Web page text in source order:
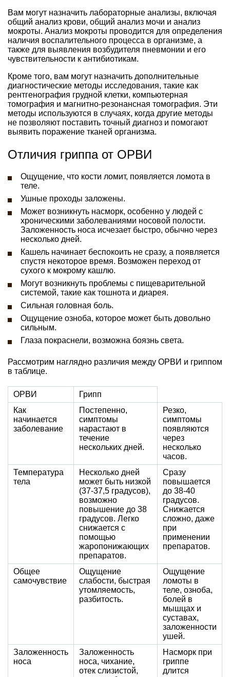
Вам могут назначить лабораторные анализы, включая
общий анализ крови, общий анализ мочи и анализ
мокроты. Анализ мокроты проводится для определения
наличия воспалительного процесса в организме, а
также для выявления возбудителя пневмонии и его
чувствительности к антибиотикам.
Кроме того, вам могут назначить дополнительные
диагностические методы исследования, такие как
рентгенография грудной клетки, компьютерная
томография и магнитно-резонансная томография. Эти
методы используются в случаях, когда другие методы
не позволяют поставить точный диагноз и помогают
выявить поражение тканей организма.
Отличия гриппа от ОРВИ
Ощущение, что кости ломит, появляется ломота в
теле.
Ушные проходы заложены.
Может возникнуть насморк, особенно у людей с
хроническими заболеваниями носовой полости.
Заложенность носа исчезает быстро, обычно через
несколько дней.
Кашель начинает беспокоить не сразу, а появляется
спустя некоторое время. Возможен переход от
сухого к мокрому кашлю.
Могут возникнуть проблемы с пищеварительной
системой, такие как тошнота и диарея.
Сильная головная боль.
Ощущение озноба, которое может быть довольно
сильным.
Глаза покраснели, возможна боязнь света.
Рассмотрим наглядно различия между ОРВИ и гриппом
в таблице.
ОРВИ
Грипп
Как
начинается
заболевание
Постепенно,
симптомы
нарастают в
течение
нескольких дней.
Резко,
симптомы
появляются
через
несколько
часов.
Температура
тела
Несколько дней
может быть низкой
(37-37,5 градусов),
возможно
повышение до 38
градусов. Легко
снижается с
помощью
жаропонижающих
препаратов.
Сразу
повышается
до 38-40
градусов.
Снижается
сложно, даже
при
применении
препаратов.
Общее
самочувствие
Ощущение
слабости, быстрая
утомляемость,
разбитость.
Ощущение
ломоты в
теле, озноба,
болей в
мышцах и
суставах,
заложенности
ушей.
Заложенность
носа
Заложенность
носа, чихание,
отек слизистой,
Насморк при
гриппе
длится